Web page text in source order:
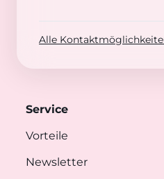
Alle
Service
Vorteile
Newsletter